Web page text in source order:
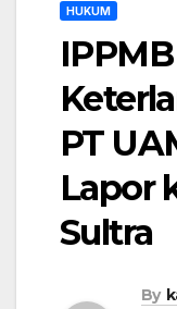
HUKUM
PT
Lapor
Sultra
By